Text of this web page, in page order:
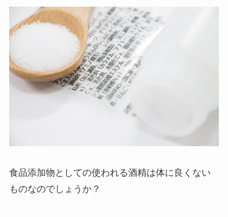
食品添加物としての使われる酒精は体に良くない
ものなのでしょうか？